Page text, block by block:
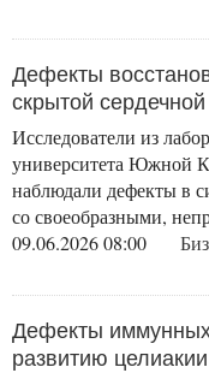
Дефекты
скрытой
Исследователи из
университета Южной
наблюдали дефекты в
со своеобразными,
09.06.2026 08:00
Дефекты иммунных
развитию целиакии